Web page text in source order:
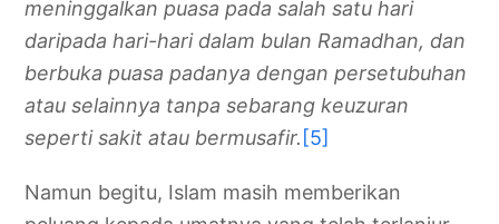
meninggalkan puasa pada salah satu hari
daripada hari-hari dalam bulan Ramadhan, dan
berbuka puasa padanya dengan persetubuhan
atau selainnya tanpa sebarang keuzuran
seperti sakit atau bermusafir.[5]
Namun begitu, Islam masih memberikan